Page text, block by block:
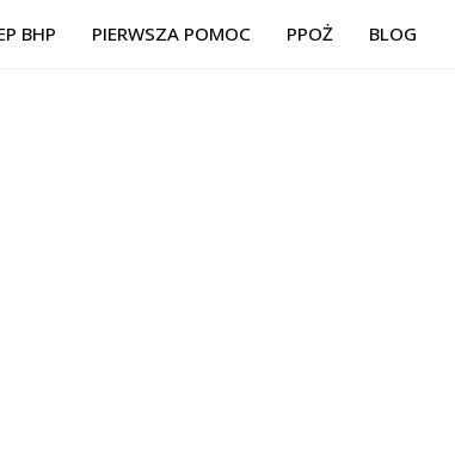
BHP PIERWSZA POMOC PPOŻ BLOG